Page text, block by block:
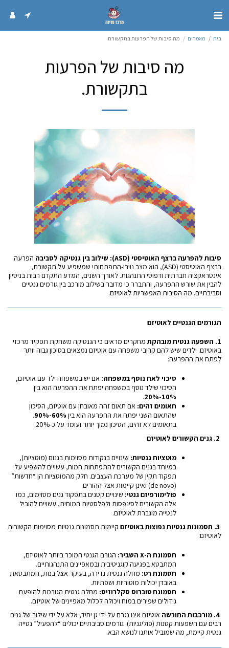
בית מאמרים מה סיבות של הפרעות בתקשורת.
מה סיבות של הפרעות
בתקשורת.
סיבות להפרעה ברצף האוטיסטי (ASD): שילוב בין גנטיקה לסביבה הפרעה
ברצף האוטיסטי (ASD), הוא מצב נוירו-התפתחותי שמשפיע על תקשורת,
אינטראקציה חברתית ודפוסי התנהגות. לאורך השנים, המדע התקדם רבות בניסיון
להבין את שורש ההפרעה, והתברר כי מדובר בשילוב מורכב בין גורמים גנטיים
וסביבתיים. מה הסיבות האפשריות לאוטיזם.
הגורמים הגנטיים לאוטיזם
1. השפעה גנטית מובהקתמחקרים מראים כי הגנטיקה משחקת תפקיד מרכזי
באוטיזם. ילדים שיש להם קרובי משפחה עם אוטיזם נמצאים בסיכון גבוה יותר
לפתח את ההפרעה:
סיכוי לאח נוסף במשפחה: אם יש במשפחה ילד עם אוטיזם,
הסיכוי שילד נוסף במשפחה יפתח את ההפרעה הוא בין
10%-20%
.
תאומים זהים: אם תאום זהה מאובחן עם אוטיזם, הסיכון
שהתאום השני יפתח את ההפרעה הוא בין 60%-90%
.
בתאומים לא זהים, הסיכון נמוך יותר ועומד על כ-20%.
2. גנים הקשורים לאוטיזם
מוטציות גנטיות: שינויים בנקודות מסוימות בגנום (מוטציות),
במיוחד בגנים הקשורים להתפתחות המוח, עשויים להשפיע על
תפקוד תקין של מערכת העצבים. חלק מהמוטציות הן “חדשות”
(de novo) ואינן קיימות אצל ההורים.
פולימורפיזם גנטי: שינויים קטנים בתפקוד גנים מסוימים, כמו
אלה הקשורים לסינפסות ולפלסטיות המוחית, עשויים להוביל
לנטייה מוגברת לאוטיזם.
3. תסמונות גנטיות נפוצות באוטיזם קיימות תסמונות גנטיות מסוימות הקשורות
לאוטיזם:
תסמונת ה-X השביר: הגורם הגנטי המוכר ביותר לאוטיזם,
המתבטא בפגיעה קוגניטיבית ובמאפיינים התנהגותיים.
תסמונת רט: מחלה גנטית נדירה, בעיקר אצל בנות, המתבטאת
באובדן יכולות מוטוריות ושפתיות.
תסמונת טוברוס סקלרוזיס: מחלה גנטית הגורמת להופעת
גידולים שפירים במוח ויכולה לכלול מאפיינים של אוטיזם.
4. מורכבות התורשה אוטיזם אינו נגרם על ידי גן יחיד, אלא על ידי שילוב של גנים
רבים עם השפעות קטנות (פוליגניות). גורמים סביבתיים יכולים “להפעיל” נטייה
גנטית קיימת, מה שמוביל אותנו לנושא הבא.